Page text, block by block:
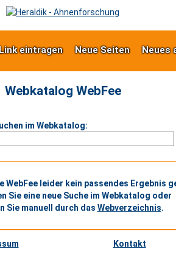
eintragen Neue Seiten Neues
Webkatalog WebFee
im Webkatalog:
WebFee leider kein passendes Ergebnis
Sie eine neue Suche im Webkatalog oder
Sie manuell durch das Webverzeichnis.
Kontakt